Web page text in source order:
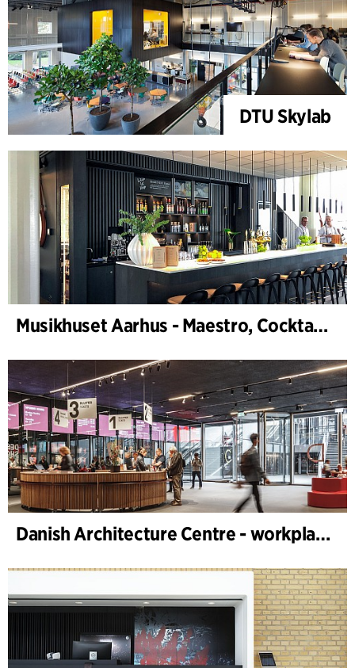
DTU Skylab
Musikhuset Aarhus - Maestro, Cocktailbar
Danish Architecture Centre - workplace design